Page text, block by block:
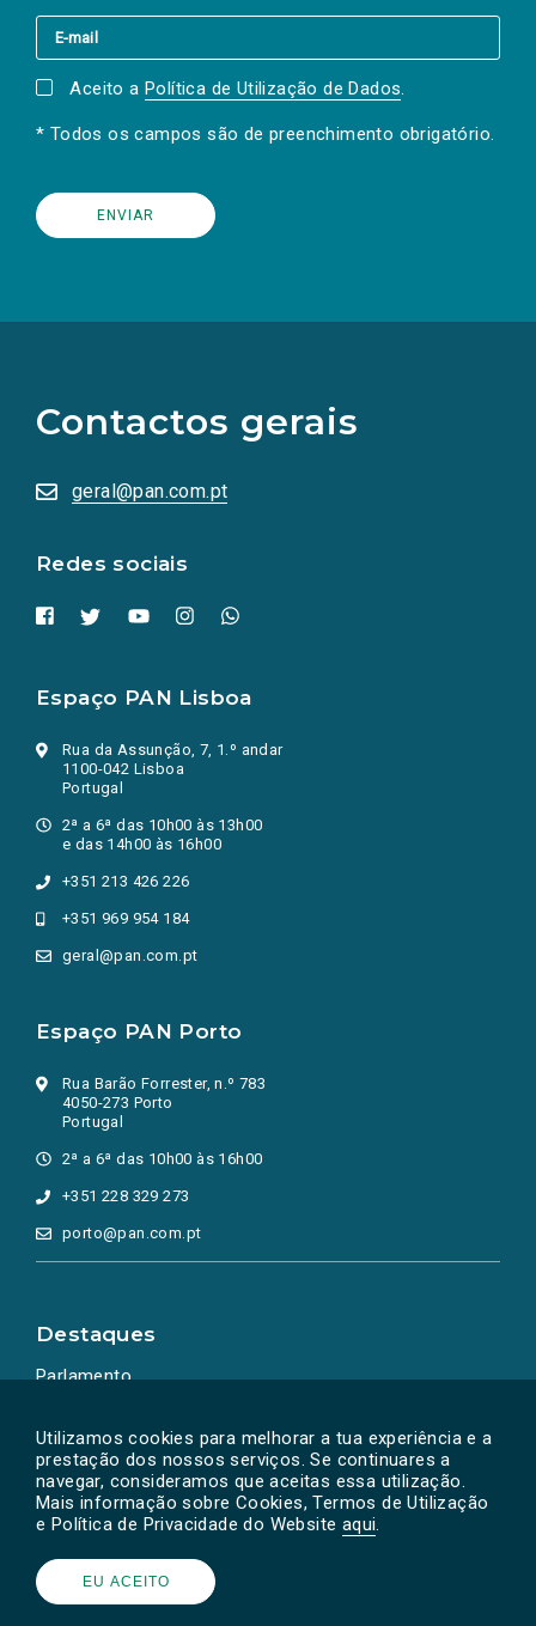
Utilizamos cookies para melhorar a tua experiência e a
prestação dos nossos serviços. Se continuares a
navegar, consideramos que aceitas essa utilização.
Mais informação sobre Cookies, Termos de Utilização
e Política de Privacidade do Website aqui.
EU ACEITO
Aceito a Política de Utilização de Dados.
* Todos os campos são de preenchimento obrigatório.
Contactos gerais
geral@pan.com.pt
Redes sociais
redes
sociais
numa
nova
Espaço PAN Lisboa
Rua da Assunção, 7, 1.º andar
1100-042 Lisboa
Portugal
2ª a 6ª das 10h00 às 13h00
e das 14h00 às 16h00
+351 213 426 226
+351 969 954 184
geral@pan.com.pt
Espaço PAN Porto
Rua Barão Forrester, n.º 783
4050-273 Porto
Portugal
2ª a 6ª das 10h00 às 16h00
+351 228 329 273
porto@pan.com.pt
Destaques
Parlamento
Powered by © PAN 2026